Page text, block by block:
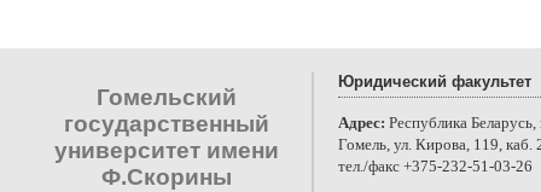
Гомельский
государственный
университет имени
Ф.Скорины
Юридический факультет
Адрес: Республика Беларусь,
Гомель, ул. Кирова, 119, каб.
тел./факс +375-232-51-03-26